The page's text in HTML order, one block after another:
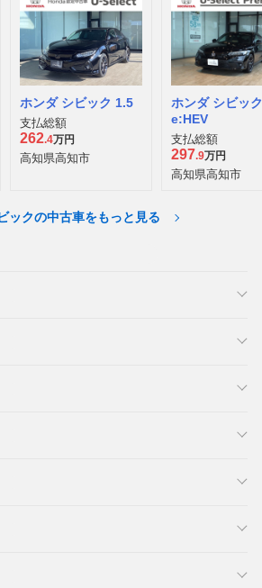
ホンダ シビック 1.5
支払総額
262.4万円
高知県高知市
ホンダ シビッ
e:HEV
支払総額
297.9万円
高知県高知市
ックの中古車をもっと見る